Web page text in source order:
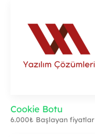
Cookie Botu
6.000₺ Başlayan fiyatlar